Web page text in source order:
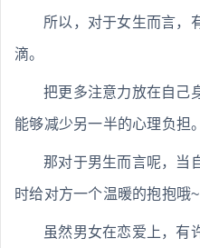
所以，对于女生而言，
滴。
把更多注意力放在自己
能够减少另一半的心理负担。
那对于男生而言呢，当
时给对方一个温暖的抱抱哦~
虽然男女在恋爱上，有